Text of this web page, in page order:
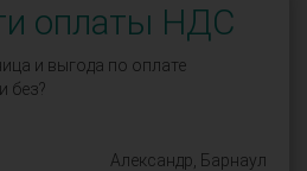
оплаты НДС
и выгода по оплате
без?
Александр, Барнаул